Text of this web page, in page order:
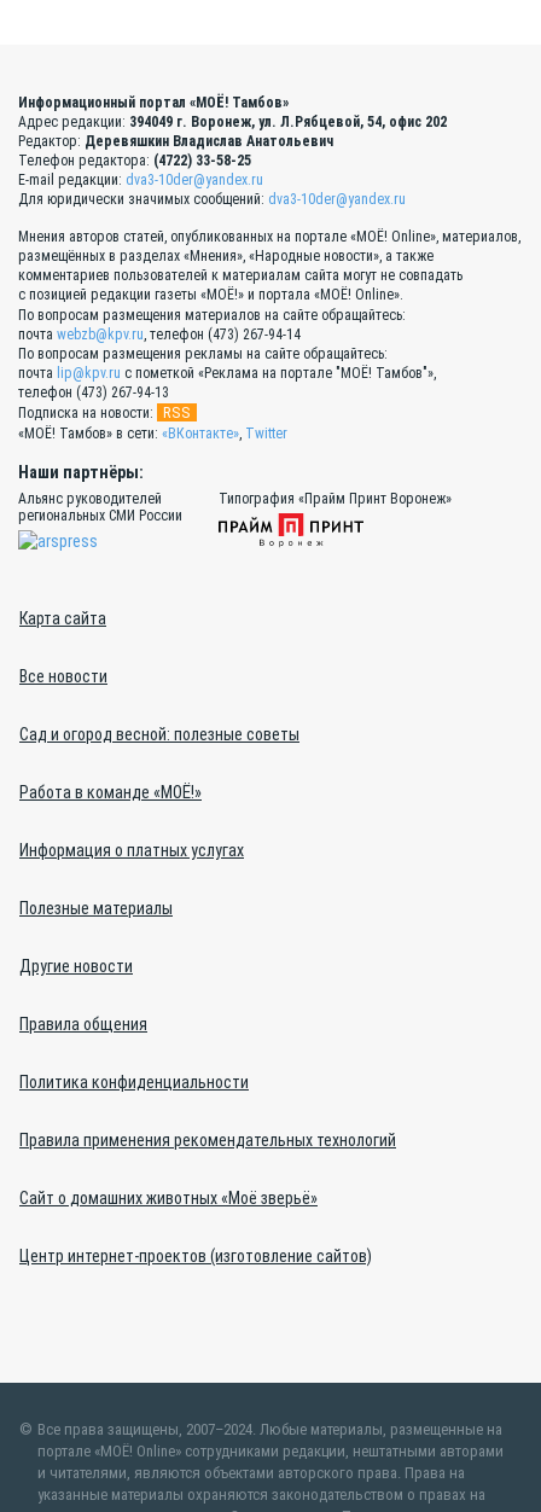
Информационный портал «МОЁ! Тамбов»
Адрес редакции: 394049 г. Воронеж, ул. Л.Рябцевой, 54, офис 202
Редактор: Деревяшкин Владислав Анатольевич
Телефон редактора: (4722) 33-58-25
E-mail редакции: dva3-10der@yandex.ru
Для юридически значимых сообщений: dva3-10der@yandex.ru
Мнения авторов статей, опубликованных на портале «МОЁ! Online», материалов,
размещённых в разделах «Мнения», «Народные новости», а также
комментариев пользователей к материалам сайта могут не совпадать
с позицией редакции газеты «МОЁ!» и портала «МОЁ! Online».
По вопросам размещения материалов на сайте обращайтесь:
почта webzb@kpv.ru, телефон (473) 267-94-14
По вопросам размещения рекламы на сайте обращайтесь:
почта lip@kpv.ru с пометкой «Реклама на портале "МОЁ! Тамбов"»,
телефон (473) 267-94-13
Подписка на новости:
RSS
«МОЁ! Тамбов» в сети: «ВКонтакте», Twitter
Наши партнёры:
Альянс руководителей
региональных СМИ России
Типография «Прайм Принт Воронеж»
Карта сайта
Все новости
Сад и огород весной: полезные советы
Работа в команде «МОЁ!»
Информация о платных услугах
Полезные материалы
Другие новости
Правила общения
Политика конфиденциальности
Правила применения рекомендательных технологий
Сайт о домашних животных «Моё зверьё»
Центр интернет-проектов (изготовление сайтов)
Все права защищены, 2007–2024. Любые материалы, размещенные на
портале «МОЁ! Online» сотрудниками редакции, нештатными авторами
и читателями, являются объектами авторского права. Права на
указанные материалы охраняются законодательством о правах на